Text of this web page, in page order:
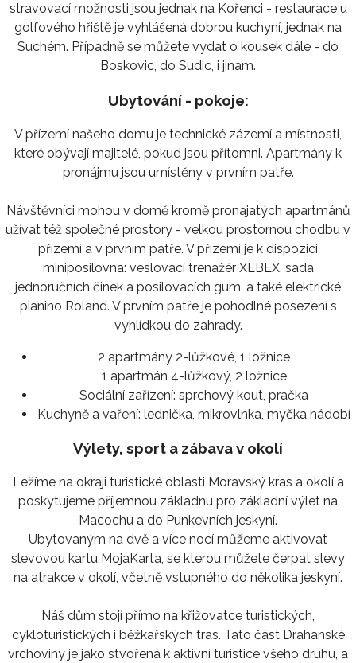
stravovací možnosti jsou jednak na Kořenci - restaurace u
golfového hřiště je vyhlášená dobrou kuchyní, jednak na
Suchém. Případně se můžete vydat o kousek dále - do
Boskovic, do Sudic, i jinam.
Ubytování - pokoje:
V přízemí našeho domu je technické zázemí a místnosti,
které obývají majitelé, pokud jsou přítomni. Apartmány k
pronájmu jsou umístěny v prvním patře.
Návštěvníci mohou v domě kromě pronajatých apartmánů
užívat též společné prostory - velkou prostornou chodbu v
přízemí a v prvním patře. V přízemí je k dispozici
miniposilovna: veslovací trenažér XEBEX, sada
jednoručních činek a posilovacích gum, a také elektrické
pianino Roland. V prvním patře je pohodlné posezení s
vyhlídkou do zahrady.
2 apartmány 2-lůžkové, 1 ložnice
1 apartmán 4-lůžkový, 2 ložnice
Sociální zařízení: sprchový kout, pračka
Kuchyně a vaření: lednička, mikrovlnka, myčka nádobí
Výlety, sport a zábava v okolí
Ležíme na okraji turistické oblasti Moravský kras a okolí a
poskytujeme příjemnou základnu pro základní výlet na
Macochu a do Punkevních jeskyní.
Ubytovaným na dvě a více nocí můžeme aktivovat
slevovou kartu MojaKarta, se kterou můžete čerpat slevy
na atrakce v okolí, včetně vstupného do několika jeskyní.
Náš dům stojí přímo na křižovatce turistických,
cykloturistických i běžkařských tras. Tato část Drahanské
vrchoviny je jako stvořená k aktivní turistice všeho druhu, a